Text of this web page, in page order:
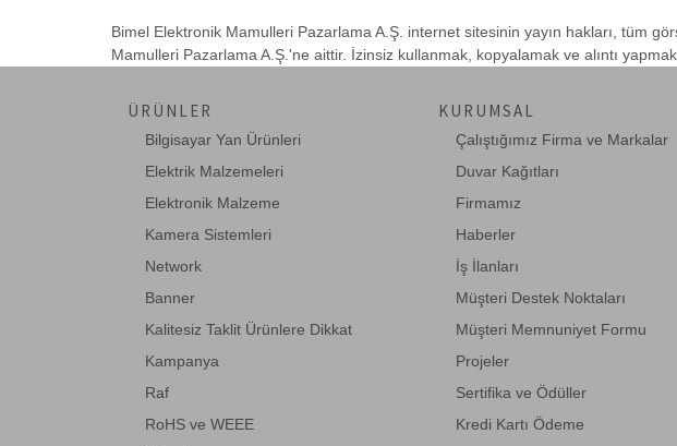
Bimel Elektronik Mamulleri Pazarlama A.Ş. internet sitesinin yayın hakları, tüm
Mamulleri Pazarlama A.Ş.'ne aittir. İzinsiz kullanmak, kopyalamak ve alıntı
ÜRÜNLER
Bilgisayar Yan Ürünleri
Elektrik Malzemeleri
Elektronik Malzeme
Kamera Sistemleri
Network
Banner
Kalitesiz Taklit Ürünlere Dikkat
Kampanya
Raf
RoHS ve WEEE
KURUMSAL
Çalıştığımız Firma ve Markalar
Duvar Kağıtları
Firmamız
Haberler
İş İlanları
Müşteri Destek Noktaları
Müşteri Memnuniyet Formu
Projeler
Sertifika ve Ödüller
Kredi Kartı Ödeme